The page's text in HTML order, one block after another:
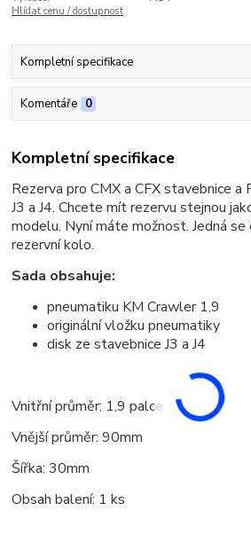
Hlídat cenu / dostupnost
Kompletní specifikace
Komentáře 0
Kompletní specifikace
Rezerva pro CMX a CFX stavebnice
J3 a J4. Chcete mít rezervu stejnou
modelu. Nyní máte možnost. Jedná
rezervní kolo.
Sada obsahuje:
pneumatiku KM Crawler 1,9
originální vložku pneumatiky
disk ze stavebnice J3 a J4
Vnitřní průměr: 1,9 palce
Vnější průměr: 90mm
Šířka: 30mm
Obsah balení: 1 ks